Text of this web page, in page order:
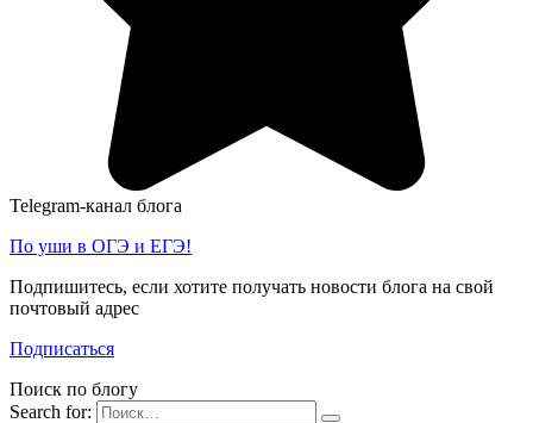
Telegram-канал блога
По уши в ОГЭ и ЕГЭ!
Подпишитесь, если хотите получать новости блога на свой
почтовый адрес
Подписаться
Поиск по блогу
Search for: